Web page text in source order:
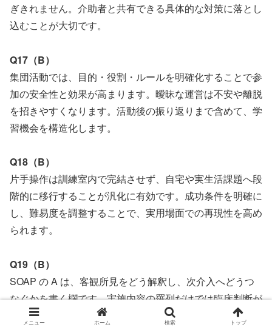
ぎきれません。介助者と共有できる具体的な対策に落とし
込むことが大切です。
Q17（B）
集団活動では、目的・役割・ルールを明確化することで参
加の安全性と効果が高まります。曖昧な運営は不安や離脱
を招きやすくなります。活動後の振り返りまで含めて、学
習機会を構造化します。
Q18（B）
片手操作は訓練室内で完結させず、自宅や実生活課題へ段
階的に移行することが汎化に有効です。成功条件を明確に
し、難易度を調整することで、実用場面での再現性を高め
られます。
Q19（B）
SOAP の A は、客観所見をどう解釈し、次介入へどうつ
なぐかを書く欄です。実施内容の羅列だけでは臨床判断が
見えません。問題点・要因・次アクションを簡潔に示すと
メニュー ホーム 検索 トップ